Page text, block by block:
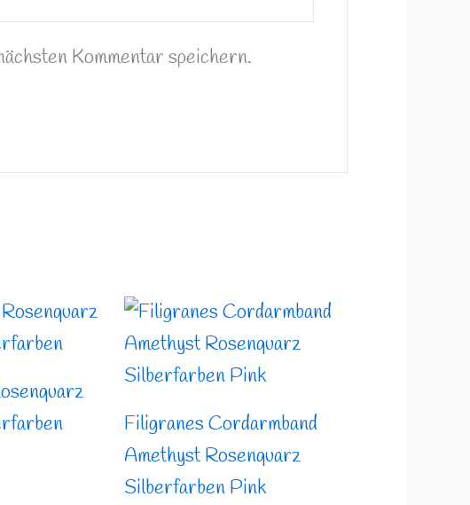
Kommentar speichern.
Filigranes Cordarmband
Amethyst Rosenquarz
Silberfarben Pink